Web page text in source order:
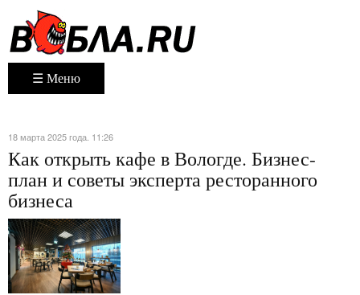
☰ Меню
18 марта 2025 года. 11:26
Как открыть кафе в Вологде. Бизнес-
план и советы эксперта ресторанного
бизнеса